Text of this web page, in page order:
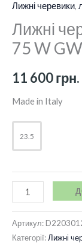
Лижні черевики,
Лижні
75 W
11 600грн.
Made in Italy
23.5
Артикул:
Категорії: Лижні